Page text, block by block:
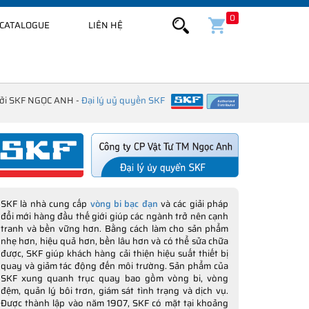
CATALOGUE LIÊN HỆ
0
NGỌC ANH -Đại lý uỷ quyền SKF
SKF là nhà cung cấp vòng bi bạc đạn và các giải pháp
đổi mới hàng đầu thế giới giúp các ngành trở nên cạnh
tranh và bền vững hơn. Bằng cách làm cho sản phẩm
nhẹ hơn, hiệu quả hơn, bền lâu hơn và có thể sửa chữa
được, SKF giúp khách hàng cải thiện hiệu suất thiết bị
quay và giảm tác động đến môi trường. Sản phẩm của
SKF xung quanh trục quay bao gồm vòng bi, vòng
đệm, quản lý bôi trơn, giám sát tình trạng và dịch vụ.
Được thành lập vào năm 1907, SKF có mặt tại khoảng